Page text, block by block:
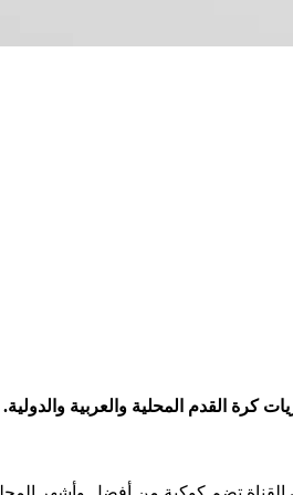
كرة القدم المحلية والعربية والدولية.